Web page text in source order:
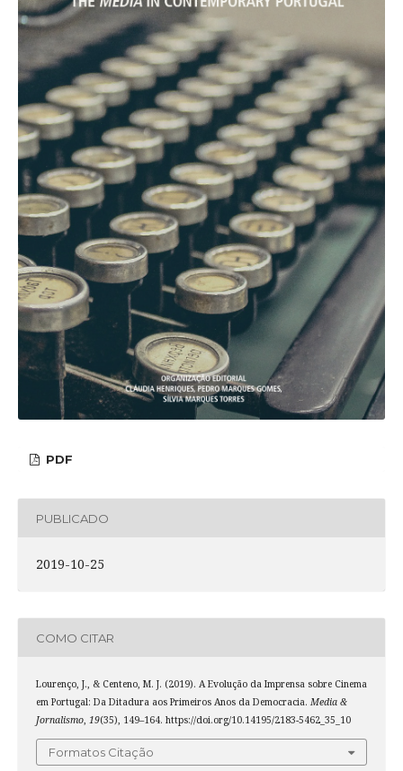
PDF
PUBLICADO
2019-10-25
COMO CITAR
Lourenço, J., & Centeno, M. J. (2019). A Evolução da Imprensa sobre Cinema
em Portugal: Da Ditadura aos Primeiros Anos da Democracia. Media &
Jornalismo, 19(35), 149–164. https://doi.org/10.14195/2183-5462_35_10
Formatos Citação